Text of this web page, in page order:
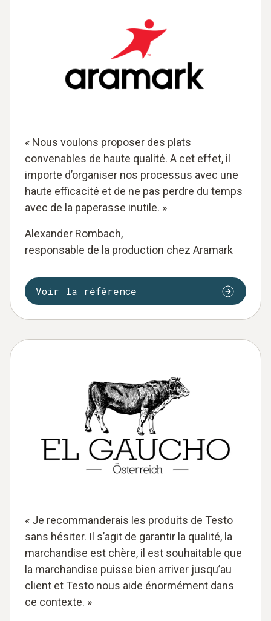
« Nous voulons proposer des plats
convenables de haute qualité. A cet effet, il
importe d’organiser nos processus avec une
haute efficacité et de ne pas perdre du temps
avec de la paperasse inutile. »
Alexander Rombach,
responsable de la production chez Aramark
Voir la référence
« Je recommanderais les produits de Testo
sans hésiter. Il s’agit de garantir la qualité, la
marchandise est chère, il est souhaitable que
la marchandise puisse bien arriver jusqu’au
client et Testo nous aide énormément dans
ce contexte. »